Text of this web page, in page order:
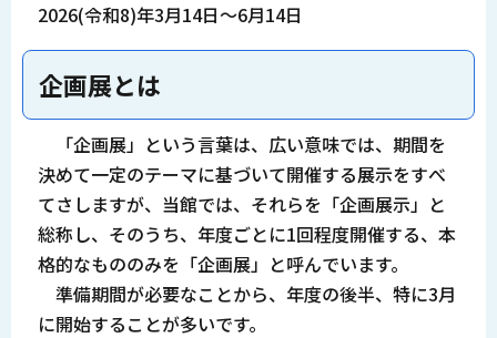
2026(令和8)年3月14日～6月14日
企画展とは
「企画展」という言葉は、広い意味では、期間を
決めて一定のテーマに基づいて開催する展示をすべ
てさしますが、当館では、それらを「企画展示」と
総称し、そのうち、年度ごとに1回程度開催する、本
格的なもののみを「企画展」と呼んでいます。
準備期間が必要なことから、年度の後半、特に3月
に開始することが多いです。